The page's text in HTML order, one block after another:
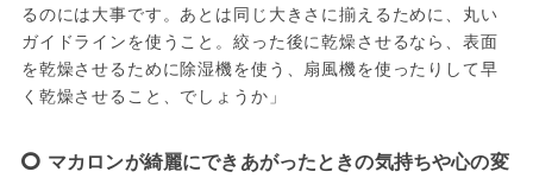
るのには大事です。あとは同じ大きさに揃えるために、丸い
ガイドラインを使うこと。絞った後に乾燥させるなら、表面
を乾燥させるために除湿機を使う、扇風機を使ったりして早
く乾燥させること、でしょうか」
マカロンが綺麗にできあがったときの気持ちや心の変